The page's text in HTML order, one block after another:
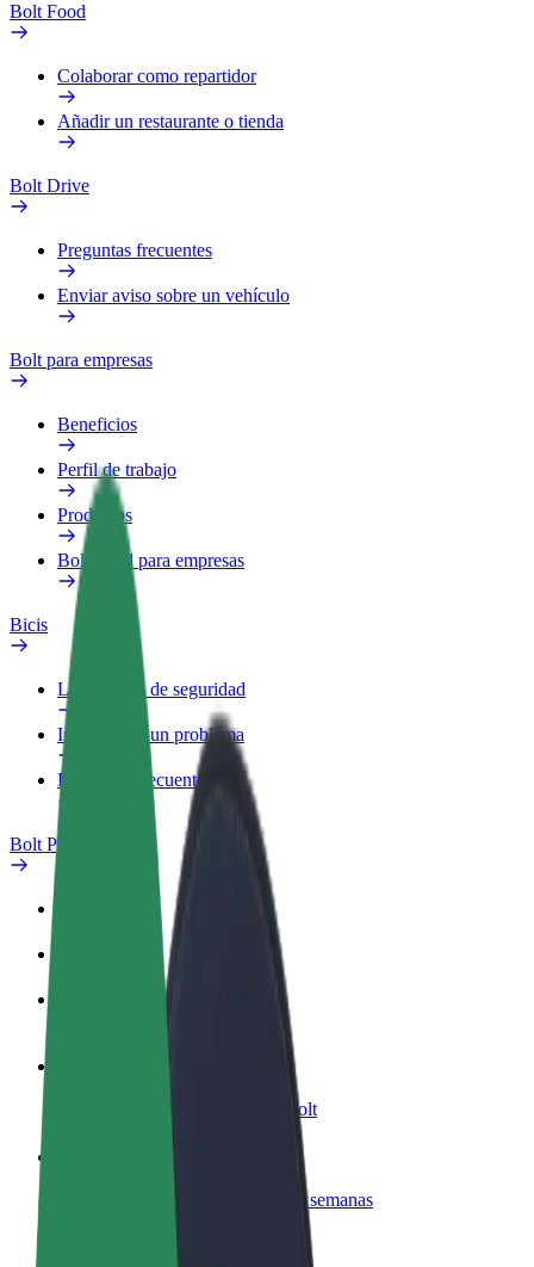
Bolt Food
Colaborar como repartidor
Añadir un restaurante o tienda
Bolt Drive
Preguntas frecuentes
Enviar aviso sobre un vehículo
Bolt para empresas
Beneficios
Perfil de trabajo
Productos
Bolt Food para empresas
Bicis
Laboratorio de seguridad
Informar de un problema
Preguntas frecuentes
Bolt Plus
Preguntas frecuentes
Gana dinero colaborando con Bolt
Reparte comida y cobra todas las semanas